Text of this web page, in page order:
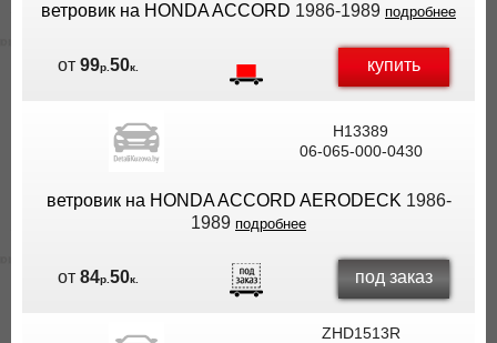
ветровик на HONDA ACCORD 1986-1989 подробнее
от99р.50к. купить
H13389
06-065-000-0430
ветровик на HONDA ACCORD AERODECK 1986-
1989 подробнее
от84р.50к. под заказ
ZHD1513R